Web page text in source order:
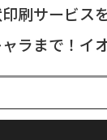
刷サービス
ラまで！イ